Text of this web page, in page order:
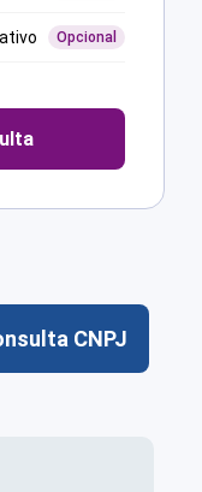
Opcional
CNPJ